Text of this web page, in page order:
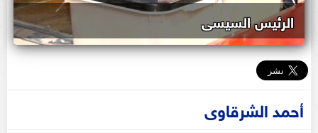
الرئيس السيسى
أحمد الشرقاوى